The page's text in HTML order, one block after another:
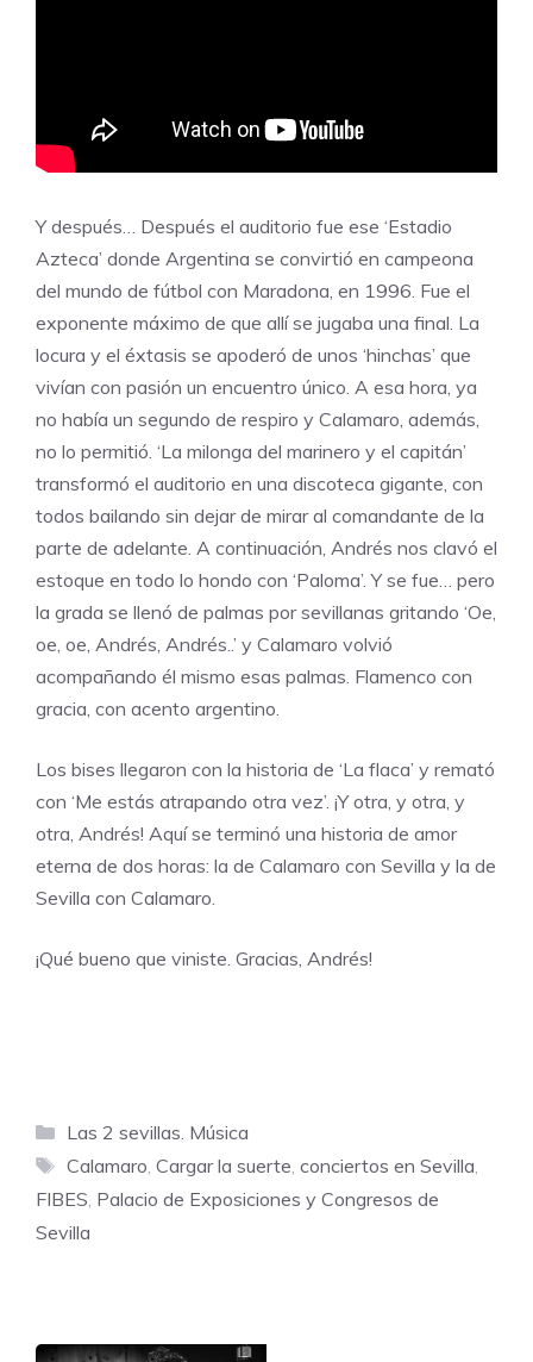
Y después… Después el auditorio fue ese ‘Estadio
Azteca’ donde Argentina se convirtió en campeona
del mundo de fútbol con Maradona, en 1996. Fue el
exponente máximo de que allí se jugaba una final. La
locura y el éxtasis se apoderó de unos ‘hinchas’ que
vivían con pasión un encuentro único. A esa hora, ya
no había un segundo de respiro y Calamaro, además,
no lo permitió. ‘La milonga del marinero y el capitán’
transformó el auditorio en una discoteca gigante, con
todos bailando sin dejar de mirar al comandante de la
parte de adelante. A continuación, Andrés nos clavó el
estoque en todo lo hondo con ‘Paloma’. Y se fue… pero
la grada se llenó de palmas por sevillanas gritando ‘Oe,
oe, oe, Andrés, Andrés..’ y Calamaro volvió
acompañando él mismo esas palmas. Flamenco con
gracia, con acento argentino.
Los bises llegaron con la historia de ‘La flaca’ y remató
con ‘Me estás atrapando otra vez’. ¡Y otra, y otra, y
otra, Andrés! Aquí se terminó una historia de amor
eterna de dos horas: la de Calamaro con Sevilla y la de
Sevilla con Calamaro.
¡Qué bueno que viniste. Gracias, Andrés!
Categorías
Las 2 sevillas. Música
Etiquetas
Calamaro Cargar la suerte conciertos en Sevilla
FIBES Palacio de Exposiciones y Congresos de
Sevilla